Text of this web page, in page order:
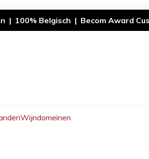
| 100% Belgisch | Becom Award
Wijndomeinen